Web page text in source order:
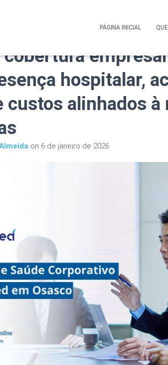
PÁGINA INICIAL
Saúde
cobertura
hospitalar,
custos alinhados à
on 6 de janeiro de 2026